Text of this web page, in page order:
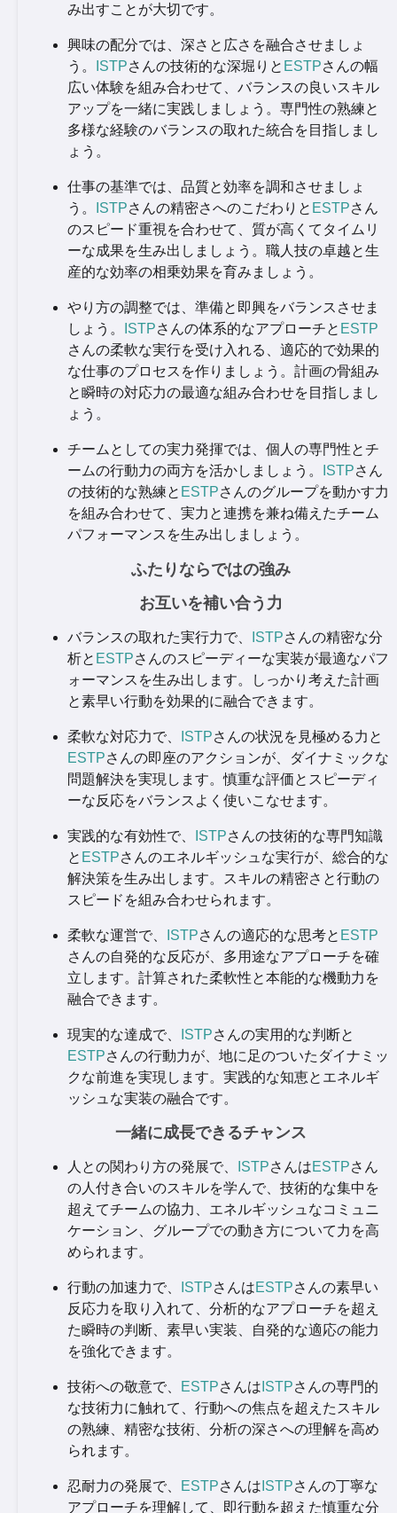
み出すことが大切です。
興味の配分では、深さと広さを融合させましょ
う。
ISTPさんの技術的な深堀りと ESTPさんの幅
広い体験を組み合わせて、バランスの良いスキル
アップを一緒に実践しましょう。専門性の熟練と
多様な経験のバランスの取れた統合を目指しまし
ょう。
仕事の基準では、品質と効率を調和させましょ
う。
ISTPさんの精密さへのこだわりと ESTPさん
のスピード重視を合わせて、質が高くてタイムリ
ーな成果を生み出しましょう。職人技の卓越と生
産的な効率の相乗効果を育みましょう。
やり方の調整では、準備と即興をバランスさせま
しょう。
ISTPさんの体系的なアプローチと ESTP
さんの柔軟な実行を受け入れる、適応的で効果的
な仕事のプロセスを作りましょう。計画の骨組み
と瞬時の対応力の最適な組み合わせを目指しまし
ょう。
チームとしての実力発揮では、個人の専門性とチ
ームの行動力の両方を活かしましょう。
ISTPさん
の技術的な熟練と ESTPさんのグループを動かす力
を組み合わせて、実力と連携を兼ね備えたチーム
パフォーマンスを生み出しましょう。
ふたりならではの強み
お互いを補い合う力
バランスの取れた実行力で、 ISTPさんの精密な分
析と ESTPさんのスピーディーな実装が最適なパフ
ォーマンスを生み出します。しっかり考えた計画
と素早い行動を効果的に融合できます。
柔軟な対応力で、 ISTPさんの状況を見極める力と
ESTPさんの即座のアクションが、ダイナミックな
問題解決を実現します。慎重な評価とスピーディ
ーな反応をバランスよく使いこなせます。
実践的な有効性で、 ISTPさんの技術的な専門知識
と ESTPさんのエネルギッシュな実行が、総合的な
解決策を生み出します。スキルの精密さと行動の
スピードを組み合わせられます。
柔軟な運営で、 ISTPさんの適応的な思考と ESTP
さんの自発的な反応が、多用途なアプローチを確
立します。計算された柔軟性と本能的な機動力を
融合できます。
現実的な達成で、 ISTPさんの実用的な判断と
ESTPさんの行動力が、地に足のついたダイナミッ
クな前進を実現します。実践的な知恵とエネルギ
ッシュな実装の融合です。
一緒に成長できるチャンス
人との関わり方の発展で、 ISTPさんはESTPさん
の人付き合いのスキルを学んで、技術的な集中を
超えてチームの協力、エネルギッシュなコミュニ
ケーション、グループでの動き方について力を高
められます。
行動の加速力で、 ISTPさんはESTPさんの素早い
反応力を取り入れて、分析的なアプローチを超え
た瞬時の判断、素早い実装、自発的な適応の能力
を強化できます。
技術への敬意で、 ESTPさんは ISTPさんの専門的
な技術力に触れて、行動への焦点を超えたスキル
の熟練、精密な技術、分析の深さへの理解を高め
られます。
忍耐力の発展で、 ESTPさんは ISTPさんの丁寧な
アプローチを理解して、即行動を超えた慎重な分